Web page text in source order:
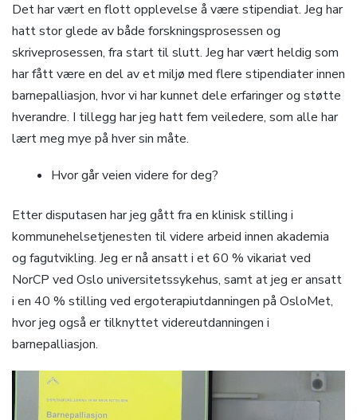
Det har vært en flott opplevelse å være stipendiat. Jeg har
hatt stor glede av både forskningsprosessen og
skriveprosessen, fra start til slutt. Jeg har vært heldig som
har fått være en del av et miljø med flere stipendiater innen
barnepalliasjon, hvor vi har kunnet dele erfaringer og støtte
hverandre. I tillegg har jeg hatt fem veiledere, som alle har
lært meg mye på hver sin måte.
Hvor går veien videre for deg?
Etter disputasen har jeg gått fra en klinisk stilling i
kommunehelsetjenesten til videre arbeid innen akademia
og fagutvikling. Jeg er nå ansatt i et 60 % vikariat ved
NorCP ved Oslo universitetssykehus, samt at jeg er ansatt
i en 40 % stilling ved ergoterapiutdanningen på OsloMet,
hvor jeg også er tilknyttet videreutdanningen i
barnepalliasjon.